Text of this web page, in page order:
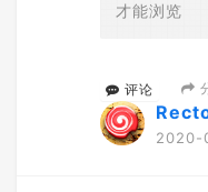
才能浏览
评论
2020-